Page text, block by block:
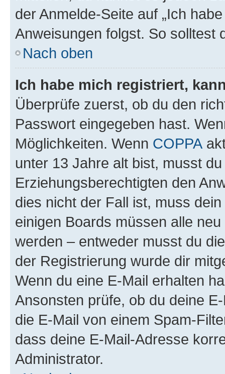
der Anmelde-Seite auf „Ich
Anweisungen folgst. So solltest
Nach oben
Ich habe mich registriert,
Überprüfe zuerst, ob du den
Passwort eingegeben hast.
Möglichkeiten. Wenn COPPA
unter 13 Jahre alt bist, musst
Erziehungsberechtigten den
dies nicht der Fall ist, muss
einigen Boards müssen alle
werden – entweder musst du
der Registrierung wurde dir
Wenn du eine E-Mail erhalten
Ansonsten prüfe, ob du deine
die E-Mail von einem Spam-
dass deine E-Mail-Adresse
Administrator.